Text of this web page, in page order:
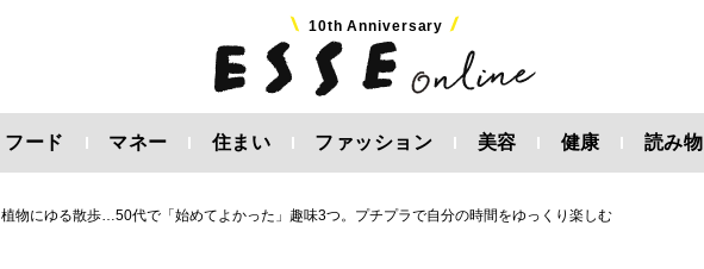
10th Anniversary
フード マネー 住まい ファッション 美容 健康 読み物
植物にゆる散歩…50代で「始めてよかった」趣味3つ。プチプラで自分の時間をゆっくり楽しむ